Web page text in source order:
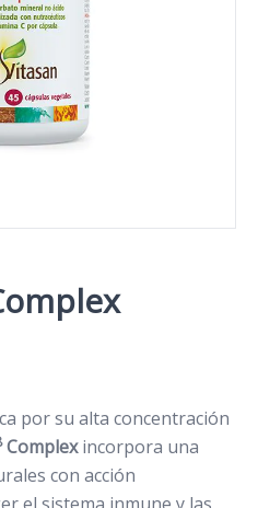
por su alta concentración
Complexincorpora una
con acción